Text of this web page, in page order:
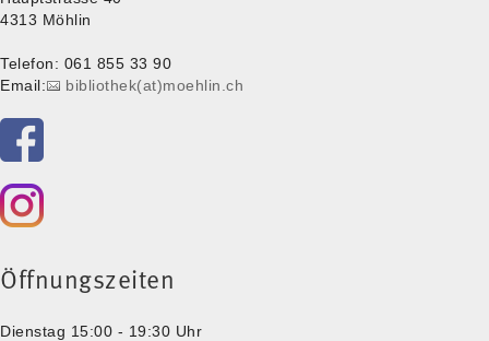
4313 Möhlin
Telefon: 061 855 33 90
Email:
bibliothek(at)moehlin.ch
Öffnungszeiten
Dienstag 15:00 - 19:30 Uhr